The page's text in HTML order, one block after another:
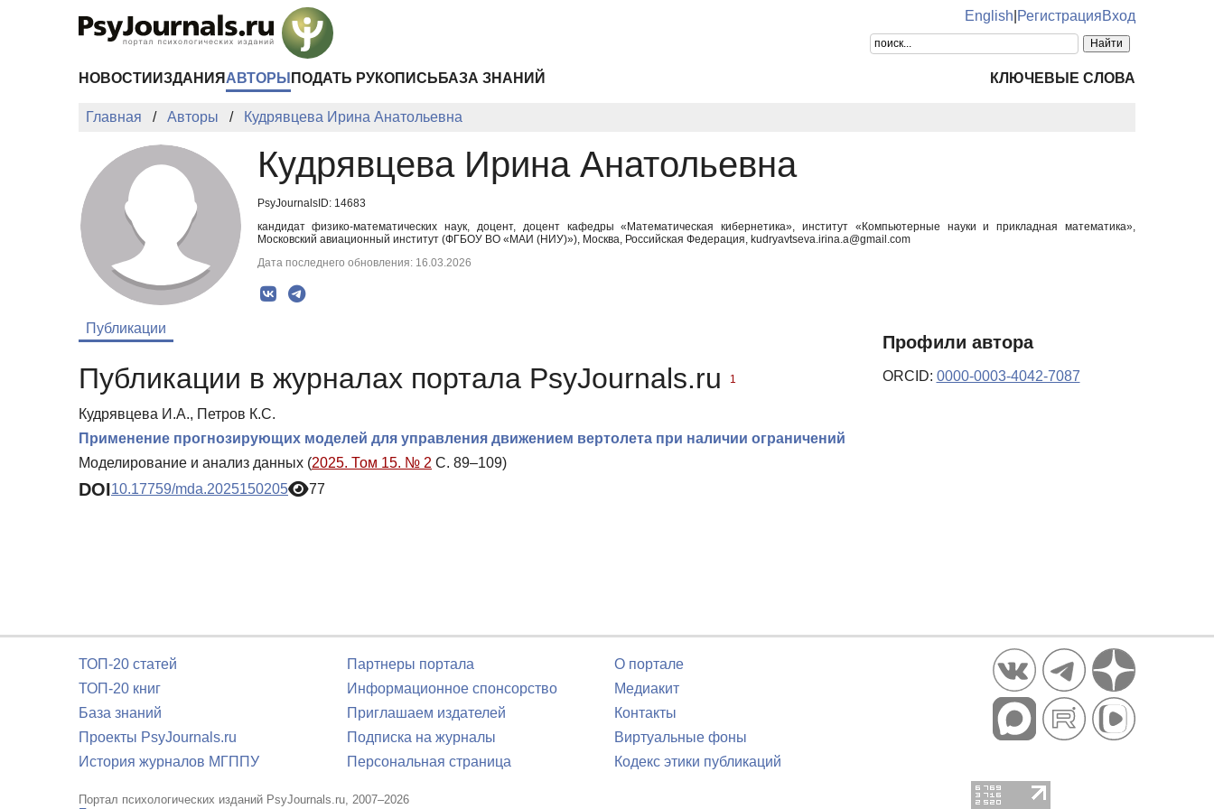
English РегистрацияВход
НОВОСТИ ИЗДАНИЯ АВТОРЫ ПОДАТЬ РУКОПИСЬ БАЗА ЗНАНИЙ КЛЮЧЕВЫЕ СЛОВА
Главная Авторы Кудрявцева Ирина Анатольевна
Кудрявцева Ирина Анатольевна
PsyJournalsID: 14683
кандидат физико-математических наук, доцент, доцент кафедры «Математическая кибернетика», институт «Компьютерные науки и прикладная математика»,
Московский авиационный институт (ФГБОУ ВО «МАИ (НИУ)»), Москва, Российская Федерация, kudryavtseva.irina.a@gmail.com
Дата последнего обновления: 16.03.2026
Публикации
Публикации в журналах портала PsyJournals.ru 1
Кудрявцева И.А., Петров К.С.
Применение прогнозирующих моделей для управления движением вертолета при наличии ограничений
Моделирование и анализ данных (2025. Том 15. № 2 С. 89–109)
DOI10.17759/mda.2025150205 77
Профили автора
ORCID: 0000-0003-4042-7087
ТОП-20 статей
ТОП-20 книг
База знаний
Проекты PsyJournals.ru
История журналов МГППУ
Партнеры портала
Информационное спонсорство
Приглашаем издателей
Подписка на журналы
Персональная страница
О портале
Медиакит
Контакты
Виртуальные фоны
Кодекс этики публикаций
Портал психологических изданий PsyJournals.ru, 2007–2026